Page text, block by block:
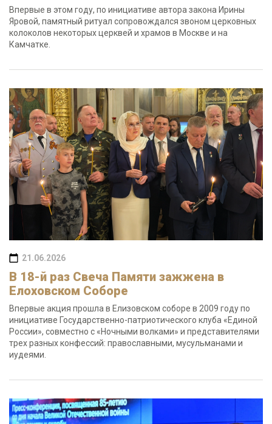
Впервые в этом году, по инициативе автора закона Ирины
Яровой, памятный ритуал сопровождался звоном церковных
колоколов некоторых церквей и храмов в Москве и на
Камчатке.
21.06.2026
В 18-й раз Свеча Памяти зажжена в
Елоховском Соборе
Впервые акция прошла в Елизовском соборе в 2009 году по
инициативе Государственно-патриотического клуба «Единой
России», совместно с «Ночными волками» и представителями
трех разных конфессий: православными, мусульманами и
иудеями.